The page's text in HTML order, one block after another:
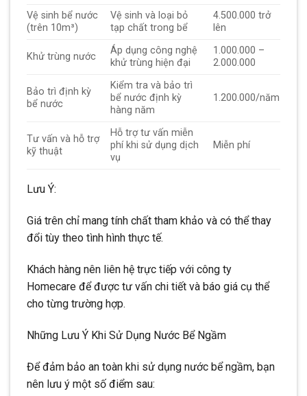
Vệ sinh bể nước
(trên 10m³)
Vệ sinh và loại bỏ
tạp chất trong bể
4.500.000 trở
lên
Khử trùng nước
Áp dụng công nghệ
khử trùng hiện đại
1.000.000 –
2.000.000
Bảo trì định kỳ
bể nước
Kiểm tra và bảo trì
bể nước định kỳ
hàng năm
1.200.000/năm
Tư vấn và hỗ trợ
kỹ thuật
Hỗ trợ tư vấn miễn
phí khi sử dụng dịch
vụ
Miễn phí
Lưu Ý:
Giá trên chỉ mang tính chất tham khảo và có thể thay
đổi tùy theo tình hình thực tế.
Khách hàng nên liên hệ trực tiếp với công ty
Homecare để được tư vấn chi tiết và báo giá cụ thể
cho từng trường hợp.
Những Lưu Ý Khi Sử Dụng Nước Bể Ngầm
Để đảm bảo an toàn khi sử dụng nước bể ngầm, bạn
nên lưu ý một số điểm sau: